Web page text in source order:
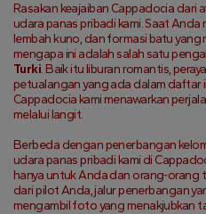
Rasakan keajaiban Cappadocia
udara panas pribadi kami. Saat
lembah kuno, dan formasi batu
Turki. Baik itu liburan romantis,
petualangan yang ada dalam daftar
Cappadocia kami menawarkan
melalui langit.
Berbeda dengan penerbangan
udara panas pribadi kami di
hanya untuk Anda dan orang-orang
dari pilot Anda, jalur penerbangan
mengambil foto yang menakjubkan